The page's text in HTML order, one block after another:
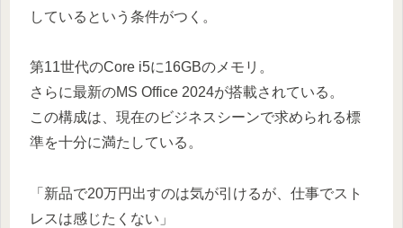
しているという条件がつく。
第11世代のCore i5に16GBのメモリ。
さらに最新のMS Office 2024が搭載されている。
この構成は、現在のビジネスシーンで求められる標
準を十分に満たしている。
「新品で20万円出すのは気が引けるが、仕事でスト
レスは感じたくない」